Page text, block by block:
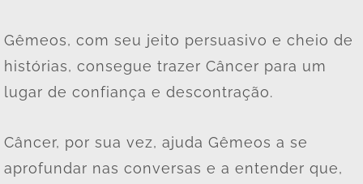
Gêmeos, com seu jeito persuasivo e cheio de
histórias, consegue trazer Câncer para um
lugar de confiança e descontração.
Câncer, por sua vez, ajuda Gêmeos a se
aprofundar nas conversas e a entender que,